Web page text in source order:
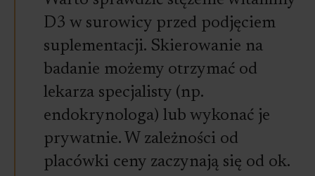
D3 w surowicy przed podjęciem
suplementacji. Skierowanie na
badanie możemy otrzymać od
lekarza specjalisty (np.
endokrynologa) lub wykonać je
prywatnie. W zależności od
placówki ceny zaczynają się od ok.